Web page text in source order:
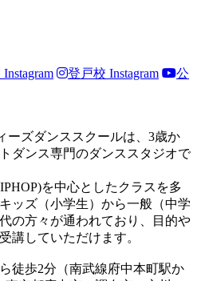
登戸校 Instagram
公
ーズダンススクールは、3歳か
ダンス専門のダンススタジオで
を中心としたクラスを多
ッズ（小学生）から一般（中学
の方々が通われており、目的や
講していただけます。
徒歩2分（南武線府中本町駅か